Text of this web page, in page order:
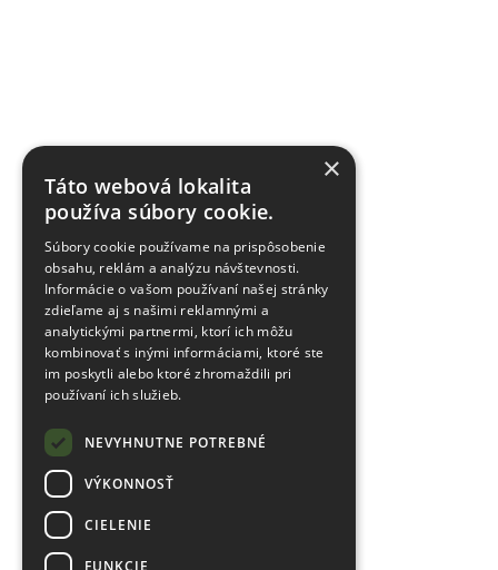
×
Táto webová lokalita
používa súbory cookie.
Súbory cookie používame na prispôsobenie
obsahu, reklám a analýzu návštevnosti.
Informácie o vašom používaní našej stránky
zdieľame aj s našimi reklamnými a
analytickými partnermi, ktorí ich môžu
kombinovať s inými informáciami, ktoré ste
im poskytli alebo ktoré zhromaždili pri
používaní ich služieb.
NEVYHNUTNE POTREBNÉ
VÝKONNOSŤ
CIELENIE
FUNKCIE